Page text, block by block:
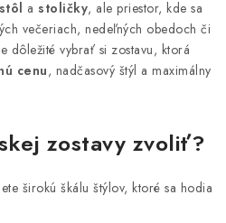
a stoličky, ale priestor, kde sa
večeriach, nedeľných obedoch či
dôležité vybrať si zostavu, ktorá
cenu, nadčasový štýl a maximálny
zostavy zvoliť?
širokú škálu štýlov, ktoré sa hodia